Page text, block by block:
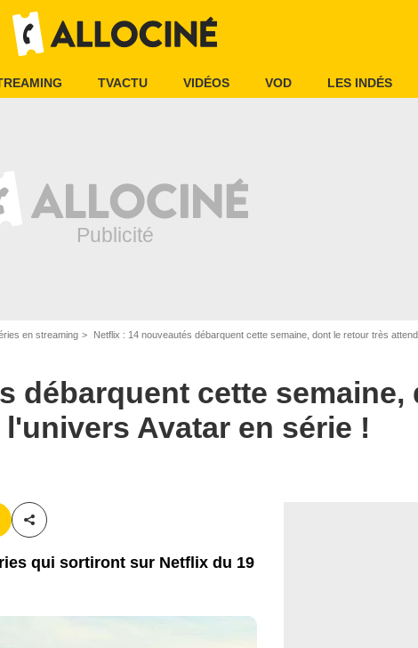
TVACTU VIDÉOS VOD LES INDÉS
en streaming Netflix : 14 nouveautés débarquent cette semaine, dont le retour très attendu
débarquent cette semaine,
Avatar en série !
Partager cet article
qui sortiront sur Netflix du 19